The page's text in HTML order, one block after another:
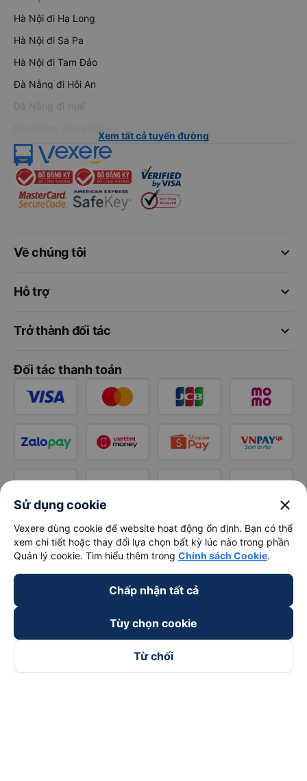
Hà Nội đi Hạ Long
Hà Nội đi Sa Pa
Hà Nội đi Tam Đảo
Đà Nẵng đi Hội An
Đà Nẵng đi Huế
Xem tất cả tuyến đường
keyboard_arrow_down
Về chúng tôi
keyboard_arrow_down
Hỗ trợ
keyboard_arrow_down
Trở thành đối tác
Đối tác thanh toán
Sử dụng cookie close
Vexere dùng cookie để website hoạt động ổn định. Bạn có thể
xem chi tiết hoặc thay đổi lựa chọn bất kỳ lúc nào trong phần
Quản lý cookie. Tìm hiểu thêm trong Chính sách Cookie.
Chấp nhận tất cả
Tùy chọn cookie
Từ chối